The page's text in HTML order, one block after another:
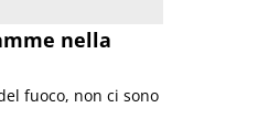
nella
fuoco, non ci sono